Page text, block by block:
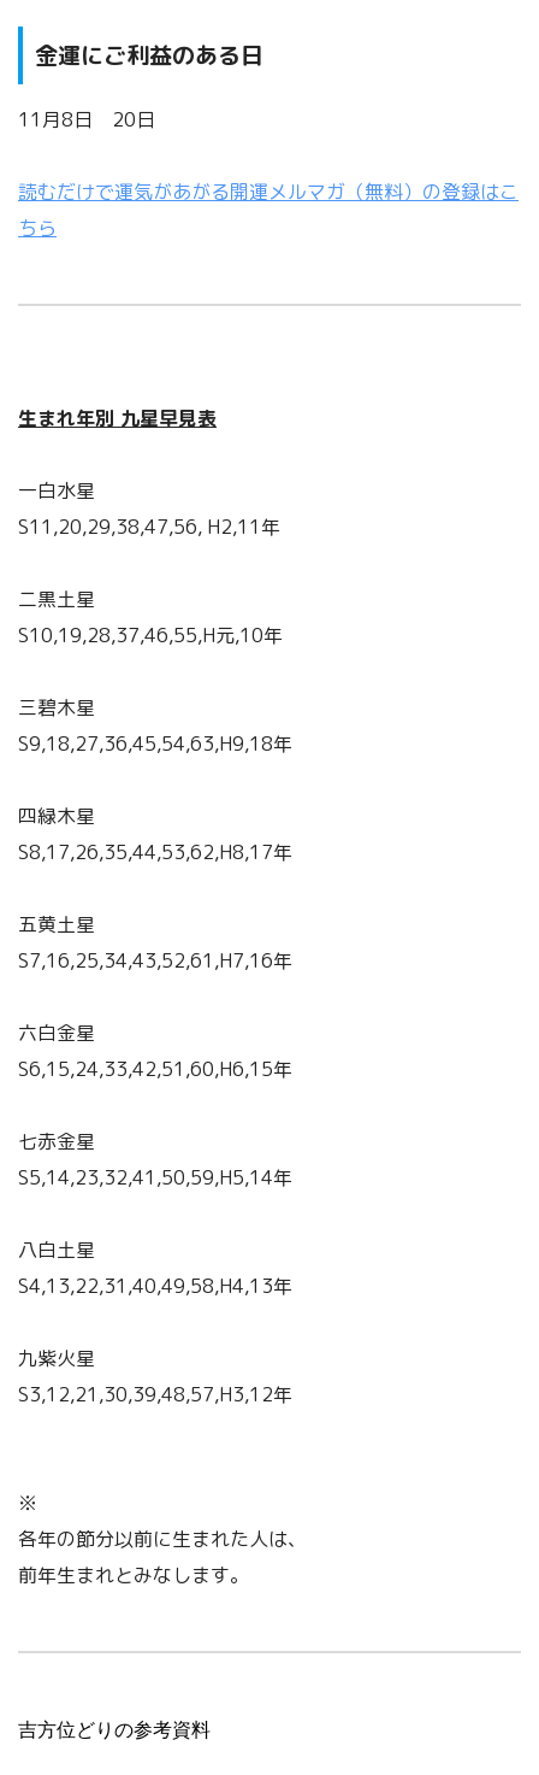
金運にご利益のある日
11月8日 20日
読むだけで運気があがる開運メルマガ（無料）の登録はこ
ちら
生まれ年別 九星早見表
一白水星
S11,20,29,38,47,56, H2,11年
二黒土星
S10,19,28,37,46,55,H元,10年
三碧木星
S9,18,27,36,45,54,63,H9,18年
四緑木星
S8,17,26,35,44,53,62,H8,17年
五黄土星
S7,16,25,34,43,52,61,H7,16年
六白金星
S6,15,24,33,42,51,60,H6,15年
七赤金星
S5,14,23,32,41,50,59,H5,14年
八白土星
S4,13,22,31,40,49,58,H4,13年
九紫火星
S3,12,21,30,39,48,57,H3,12年
※
各年の節分以前に生まれた人は、
前年生まれとみなします。
吉方位どりの参考資料